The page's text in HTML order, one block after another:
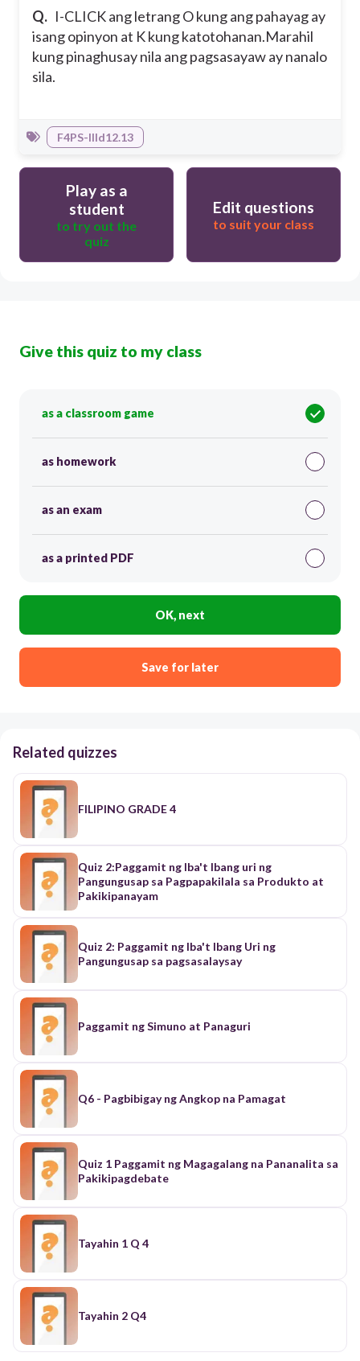
Q. I-CLICK ang letrang O kung ang pahayag ay
isang opinyon at K kung katotohanan.Marahil
kung pinaghusay nila ang pagsasayaw ay nanalo
sila.
F4PS-IIId12.13
Play as a
student
to try out the
quiz
Edit questions
to suit your class
Give this quiz to my class
as a classroom game
as homework
as an exam
as a printed PDF
OK, next
Save for later
Related quizzes
FILIPINO GRADE 4
Quiz 2:Paggamit ng Iba't Ibang uri ng
Pangungusap sa Pagpapakilala sa Produkto at
Pakikipanayam
Quiz 2: Paggamit ng Iba't Ibang Uri ng
Pangungusap sa pagsasalaysay
Paggamit ng Simuno at Panaguri
Q6 - Pagbibigay ng Angkop na Pamagat
Quiz 1 Paggamit ng Magagalang na Pananalita sa
Pakikipagdebate
Tayahin 1 Q 4
Tayahin 2 Q4